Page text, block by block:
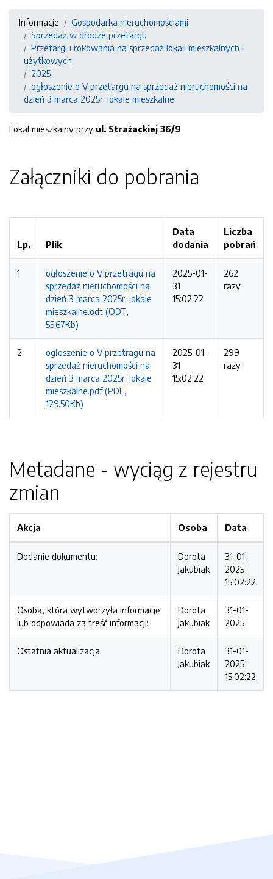
Informacje
Gospodarka nieruchomościami
Sprzedaż w drodze przetargu
Przetargi i rokowania na sprzedaż lokali mieszkalnych i
użytkowych
2025
ogłoszenie o V przetargu na sprzedaż nieruchomości na
dzień 3 marca 2025r. lokale mieszkalne
Lokal mieszkalny przy ul. Strażackiej 36/9
Załączniki do pobrania
Lp. Plik
Data
dodania
Liczba
pobrań
1
ogłoszenie o V przetragu na
sprzedaż nieruchomości na
dzień 3 marca 2025r. lokale
mieszkalne.odt (ODT,
55.67Kb)
2025-01-
31
15:02:22
262
razy
2
ogłoszenie o V przetragu na
sprzedaż nieruchomości na
dzień 3 marca 2025r. lokale
mieszkalne.pdf (PDF,
129.50Kb)
2025-01-
31
15:02:22
299
razy
Metadane - wyciąg z rejestru
zmian
Akcja Osoba Data
Dodanie dokumentu:
Dorota
Jakubiak
31-01-
2025
15:02:22
Osoba, która wytworzyła informację
lub odpowiada za treść informacji:
Dorota
Jakubiak
31-01-
2025
Ostatnia aktualizacja:
Dorota
Jakubiak
31-01-
2025
15:02:22